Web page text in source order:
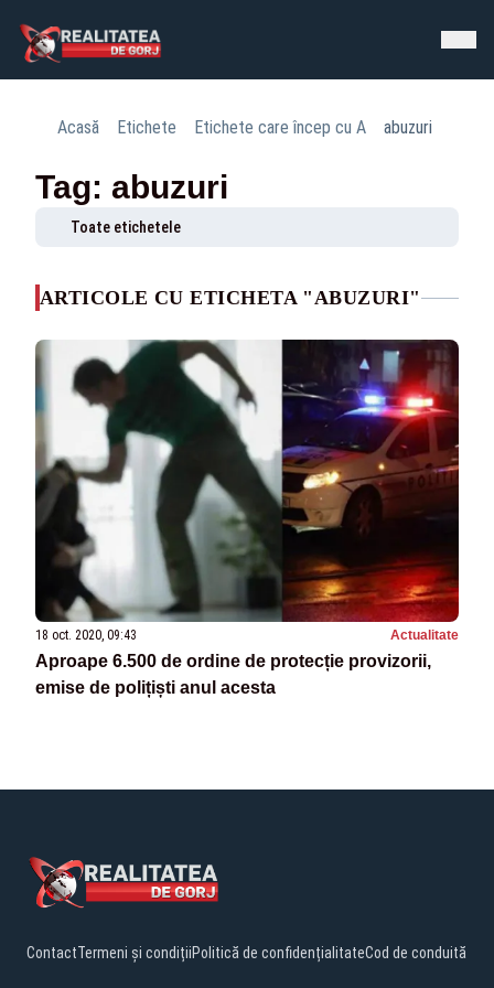
Acasă Etichete Etichete care încep cu A abuzuri
Tag: abuzuri
Toate etichetele
ARTICOLE CU ETICHETA "ABUZURI"
18 oct. 2020, 09:43 Actualitate
Aproape 6.500 de ordine de protecție provizorii,
emise de polițiști anul acesta
ContactTermeni și condițiiPolitică de confidențialitateCod de conduită